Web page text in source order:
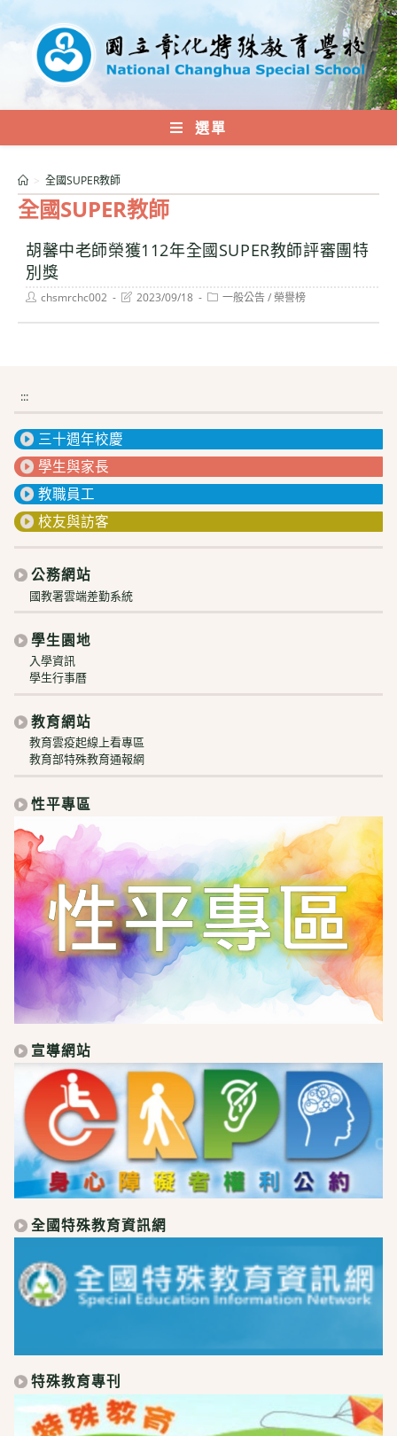
轉
內
選單
全國SUPER教師
> 全國SUPER教師
胡馨中老師榮獲112年全國SUPER教師評審團特
別獎
Postchsmrchc002
Post
modified:
2023/09/18
Post一般公告/榮譽榜
:::
三十週年校慶
學生與家長
教職員工
校友與訪客
公務網站
國教署雲端差勤系統
學生園地
入學資訊
學生行事曆
教育網站
教育雲疫起線上看專區
教育部特殊教育通報網
性平專區
宣導網站
全國特殊教育資訊網
特殊教育專刊